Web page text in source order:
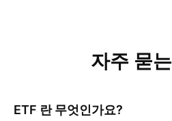
자주 묻
ETF 란 무엇인가요?